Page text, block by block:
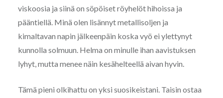
viskoosia ja siinä on söpöiset röyhelöt hihoissa ja
pääntiellä. Minä olen lisännyt metallisoljen ja
kimaltavan napin jälkeenpäin koska vyö ei ylettynyt
kunnolla solmuun. Helma on minulle ihan aavistuksen
lyhyt, mutta menee näin kesähelteellä aivan hyvin.
Tämä pieni olkihattu on yksi suosikeistani. Taisin ostaa